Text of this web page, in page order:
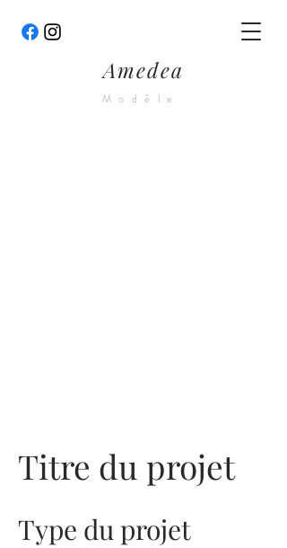
Amedea
Modèle
Titre du projet
Type du projet